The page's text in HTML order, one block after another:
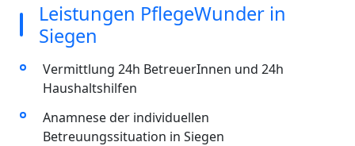
Leistungen PflegeWunder in
Siegen
Vermittlung 24h BetreuerInnen und 24h
Haushaltshilfen
Anamnese der individuellen
Betreuungssituation in Siegen